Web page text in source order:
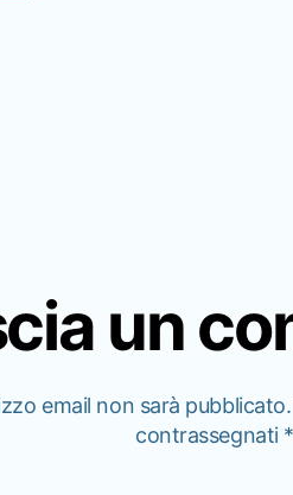
un
email non sarà pubblicato.
contrassegnati *